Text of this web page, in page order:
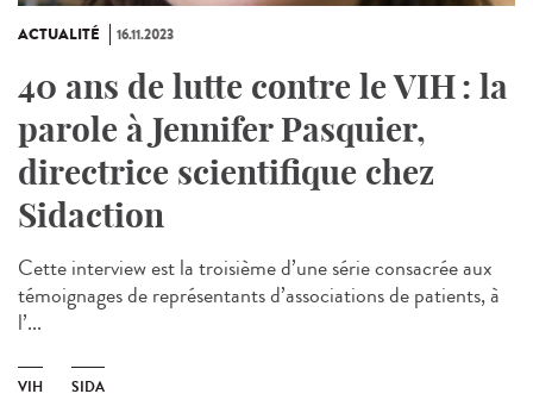
ACTUALITÉ 16.11.2023
40 ans de lutte contre le VIH : la
parole à Jennifer Pasquier,
directrice scientifique chez
Sidaction
Cette interview est la troisième d’une série consacrée aux
témoignages de représentants d’associations de patients, à
l’...
VIH SIDA